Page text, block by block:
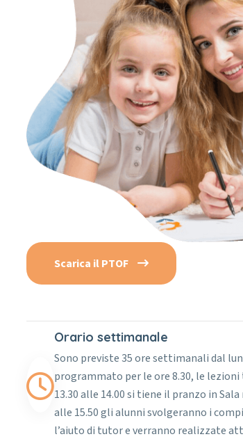
Scarica il PTOF
Orario settimanale
Sono previste 35 ore settimanali dal
programmato per le ore 8.30, le
13.30 alle 14.00 si tiene il pranzo in
alle 15.50 gli alunni svolgeranno i
l’aiuto di tutor e verranno realizzate